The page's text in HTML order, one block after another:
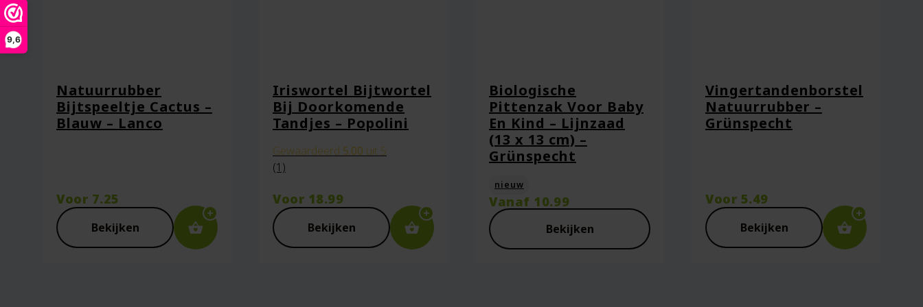
9,6
Mijn naam, e-mail en site opslaan in deze browser voor de volgende keer wanneer ik een reactie plaats.
Natuurrubber
Bijtspeeltje Cactus –
Blauw – Lanco
Voor 7.25
Bekijken
Iriswortel Bijtwortel
Bij Doorkomende
Tandjes – Popolini
Gewaardeerd 5.00 uit 5
(1)
Voor 18.99
Bekijken
Biologische
Pittenzak Voor Baby
En Kind – Lijnzaad
(13 x 13 cm) –
Grünspecht
nieuw
Vanaf 10.99
Bekijken
Vingertandenborstel
Natuurrubber –
Grünspecht
Voor 5.49
Bekijken